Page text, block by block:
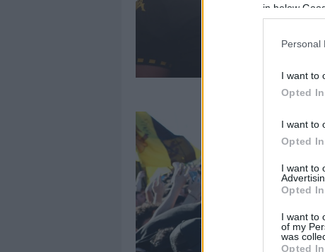
in below
Personal
I want to
Opted In
I want to
Opted In
I want to
Opted In
I want to
of my
was
Opted In